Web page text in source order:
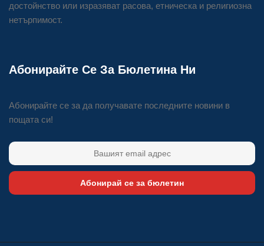
достойнство или изразяват расова, етническа и религиозна
нетърпимост.
Абонирайте Се За Бюлетина Ни
Абонирайте се за да получавате последните новини в
пощата си!
Абонирай се за бюлетин